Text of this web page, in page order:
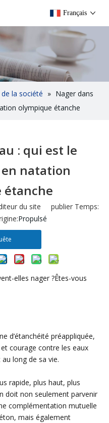
Français
la société » Nager dans
olympique étanche
: qui est le
natation
étanche
du site publier Temps:
Propulsé
elles nager ?Êtes-vous
d’étanchéité préappliquée,
courage contre les eaux
long de sa vie.
rapide, plus haut, plus
doit non seulement parvenir
complémentation mutuelle
mais également